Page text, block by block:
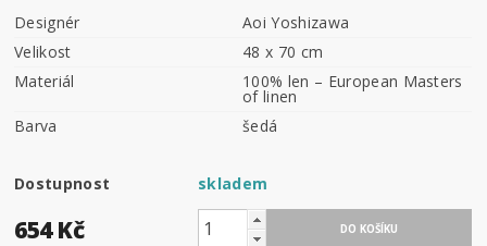
Designér
Aoi Yoshizawa
Velikost
48 x 70 cm
Materiál
100% len – European Masters
of linen
Barva
šedá
Dostupnost skladem
654 Kč